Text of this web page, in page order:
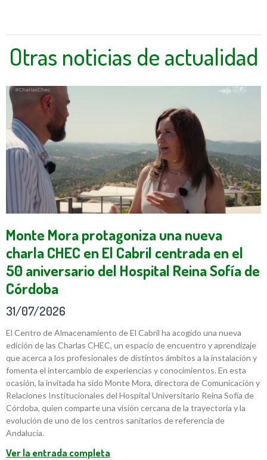
Otras noticias de actualidad
Monte Mora protagoniza una nueva
charla CHEC en El Cabril centrada en el
50 aniversario del Hospital Reina Sofía de
Córdoba
31/07/2026
El Centro de Almacenamiento de El Cabril ha acogido una nueva
edición de las Charlas CHEC, un espacio de encuentro y aprendizaje
que acerca a los profesionales de distintos ámbitos a la instalación y
fomenta el intercambio de experiencias y conocimientos. En esta
ocasión, la invitada ha sido Monte Mora, directora de Comunicación y
Relaciones Institucionales del Hospital Universitario Reina Sofía de
Córdoba, quien comparte una visión cercana de la trayectoria y la
evolución de uno de los centros sanitarios de referencia de
Andalucía.
Ver la entrada completa